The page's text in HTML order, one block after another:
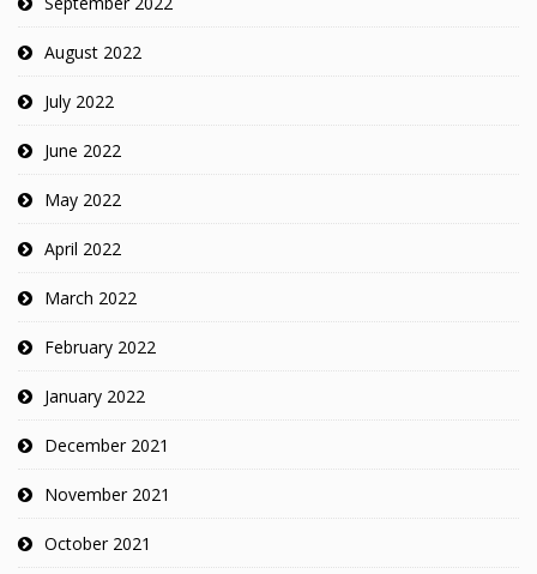
August 2022
July 2022
June 2022
May 2022
April 2022
March 2022
February 2022
January 2022
December 2021
November 2021
October 2021